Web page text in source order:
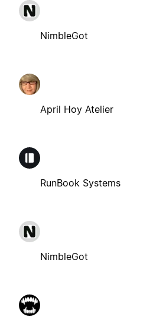
NimbleGot
April Hoy Atelier
RunBook Systems
NimbleGot